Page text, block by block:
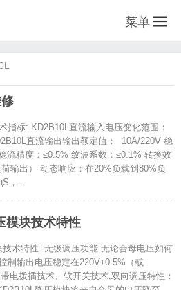
菜单
指标: KD2B10L直流输入电压变化范围：
直流输出输出额定值： 10A/220V 稳
流精度：≤0.5% 纹波系数：≤0.1% 转换效
输出） 动态响应：在20%负载到80%负
，...
模块技术特性
技术特性: 无级调压功能:无论合母电压如何
制输出电压稳定在220V±0.5%（或
电拨插技术、软开关技术,双向调压特性：